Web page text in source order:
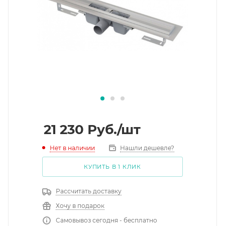
21 230 Руб./шт
Нет в наличии Нашли дешевле?
КУПИТЬ В 1 КЛИК
Рассчитать доставку
Хочу в подарок
Самовывоз сегодня - бесплатно